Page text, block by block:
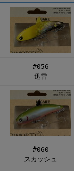
#056
迅雷
#060
スカッシュ